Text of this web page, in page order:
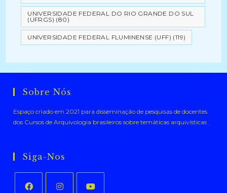
UNIVERSIDADE FEDERAL DO RIO GRANDE DO SUL
(UFRGS) (80)
UNIVERSIDADE FEDERAL FLUMINENSE (UFF) (119)
Sobre Nós
Espaço criado em 2021 para disseminação de pesquisas de docentes
dos Cursos de Arquivologia brasileiros sobre temáticas arquivísticas .
Siga-Nos